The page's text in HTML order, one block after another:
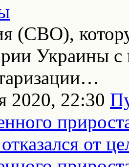
(СВО),
Украины
2020, 22:30